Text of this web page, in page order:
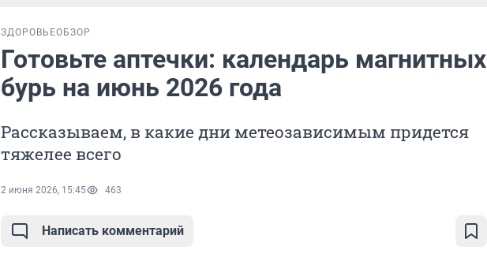
ЗДОРОВЬЕОБЗОР
Готовьте аптечки: календарь магнитных
бурь на июнь 2026 года
Рассказываем, в какие дни метеозависимым придется
тяжелее всего
2 июня 2026, 15:45 463
Написать комментарий